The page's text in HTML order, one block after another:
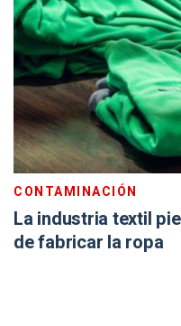
CONTAMINACIÓN
La industria textil
de fabricar la ropa